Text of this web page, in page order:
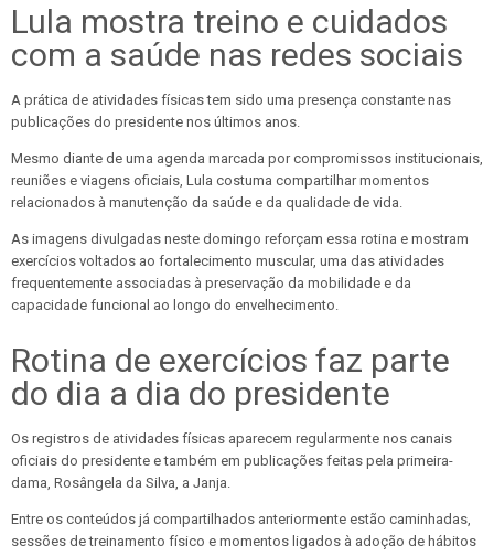
Lula mostra treino e cuidados
com a saúde nas redes sociais
A prática de atividades físicas tem sido uma presença constante nas
publicações do presidente nos últimos anos.
Mesmo diante de uma agenda marcada por compromissos institucionais,
reuniões e viagens oficiais, Lula costuma compartilhar momentos
relacionados à manutenção da saúde e da qualidade de vida.
As imagens divulgadas neste domingo reforçam essa rotina e mostram
exercícios voltados ao fortalecimento muscular, uma das atividades
frequentemente associadas à preservação da mobilidade e da
capacidade funcional ao longo do envelhecimento.
Rotina de exercícios faz parte
do dia a dia do presidente
Os registros de atividades físicas aparecem regularmente nos canais
oficiais do presidente e também em publicações feitas pela primeira-
dama, Rosângela da Silva, a Janja.
Entre os conteúdos já compartilhados anteriormente estão caminhadas,
sessões de treinamento físico e momentos ligados à adoção de hábitos